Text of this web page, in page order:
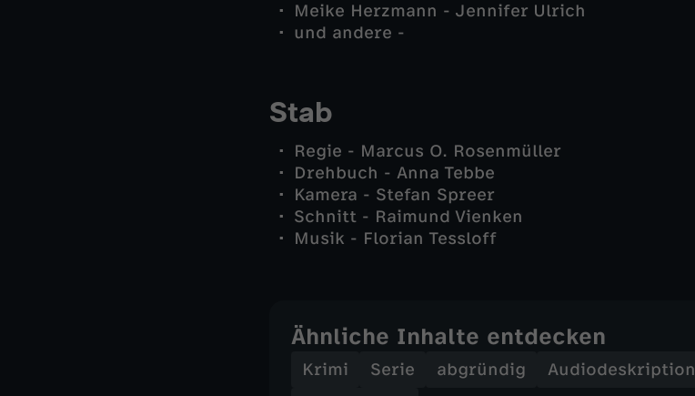
Meike Herzmann - Jennifer Ulrich
und andere -
Stab
Regie - Marcus O. Rosenmüller
Drehbuch - Anna Tebbe
Kamera - Stefan Spreer
Schnitt - Raimund Vienken
Musik - Florian Tessloff
Ähnliche Inhalte entdecken
Krimi Serie abgründig Audiodeskription